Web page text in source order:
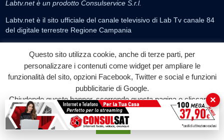
Labtv.net è un prodotto Consulservice S.r.l.
Labtv.net è il sito ufficiale del canale televisivo di Lab Tv canale 84
del digitale terrestre Regione Campania
P.IVA 02757950643
Oscr. R.E.A. AV N.181151
Editore: Consulservice S.r.l.
Testata giornalistica Reg. Trib. di Benevento
n. 244 del 26.02.2015
Direttore Responsabile Dott.ssa Oliviero Antonella
Questo sito utilizza cookie, anche di terze parti, per
personalizzare i contenuti come widget per ampliare le
funzionalità del sito, opzioni Facebook, Twitter e social e funzioni
pubblicitarie di Google.
Chiudendo questo banner, scorrendo questa pagina o cliccando
su qualunque suo elemento acconsenti all'uso dei cookie.
Accetta
×